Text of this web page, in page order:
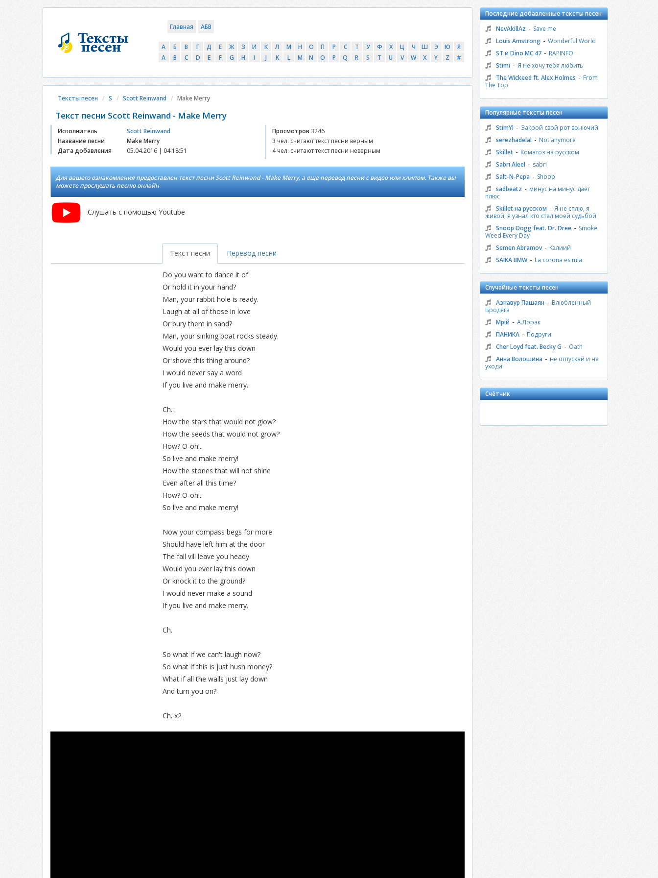
Главная АБВ
А Б В Г Д Е Ж З И К Л М Н О П Р С Т У Ф Х Ц Ч Ш Э Ю
Я
A
B C D E F G H I J K L M N O P Q R S T U V W X Y Z #
Тексты песен S Scott Reinwand Make Merry
Текст песни Scott Reinwand - Make Merry
Исполнитель
Scott Reinwand
Название песни
Make Merry
Дата добавления
05.04.2016 | 04:18:51
Просмотров 3246
3 чел. считают текст песни верным
4 чел. считают текст песни неверным
Для вашего ознакомления предоставлен текст песни Scott Reinwand - Make Merry, а еще перевод песни с видео или клипом. Также вы
можете прослушать песню онлайн
Слушать с помощью Youtube
Текст песни Перевод песни
Do you want to dance it of
Or hold it in your hand?
Man, your rabbit hole is ready.
Laugh at all of those in love
Or bury them in sand?
Man, your sinking boat rocks steady.
Would you ever lay this down
Or shove this thing around?
I would never say a word
If you live and make merry.
Ch.:
How the stars that would not glow?
How the seeds that would not grow?
How? O-oh!..
So live and make merry!
How the stones that will not shine
Even after all this time?
How? O-oh!..
So live and make merry!
Now your compass begs for more
Should have left him at the door
The fall vill leave you heady
Would you ever lay this down
Or knock it to the ground?
I would never make a sound
If you live and make merry.
Ch.
So what if we can't laugh now?
So what if this is just hush money?
What if all the walls just lay down
And turn you on?
Ch. x2
Последние добавленные тексты песен
NevAkillAz - Save me
Louis Amstrong - Wonderful World
ST и Dino MC 47 - RAPINFO
Stimi - Я не хочу тебя любить
The Wickeed ft. Alex Holmes - From
The Top
Популярные тексты песен
StimYl - Закрой свой рот вонючий
serezhadelal - Not anymore
Skillet - Коматоз на русском
Sabri Aleel - sabri
Salt-N-Pepa - Shoop
sadbeatz - минус на минус даёт
плюс
Skillet на русском - Я не сплю, я
живой, я узнал кто стал моей судьбой
Snoop Dogg feat. Dr. Dree - Smoke
Weed Every Day
Semen Abramov - Кэлиий
SAIKA BMW - La corona es mia
Случайные тексты песен
Азнавур Пашаян - Влюбленный
Бродяга
Мрій - А.Лорак
ПАНИКА - Подруги
Cher Loyd feat. Becky G - Oath
Анна Волошина - не отпускай и не
уходи
Счётчик